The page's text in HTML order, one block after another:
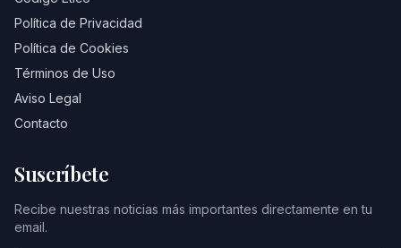
Política de Privacidad
Política de Cookies
Términos de Uso
Aviso Legal
Contacto
Suscríbete
Recibe nuestras noticias más importantes directamente en tu
email.